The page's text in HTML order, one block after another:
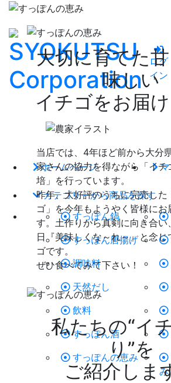
ログ
イン
ホームページ
カテゴリーから商品を探す
すっぽん鍋
すっぽん唐揚げ
調味料
天然だし
飲料
すっぽん酒
すっぽんの恵み
み
大切に育てた
味しい
イチゴをお届
当店では、4年ほど前から大分
家さんの協力を得ながら「イチ
培」を行っています。
昨年、大好評のうちに完売した
ゴ」を今年もようやく皆様にお
す。土作りから真剣に向き合い
日『美味しくな～れ～』と念じ
ゴです。
ぜひ食べてみて下さい！
私たちの“イ
り”を
ご紹介しま